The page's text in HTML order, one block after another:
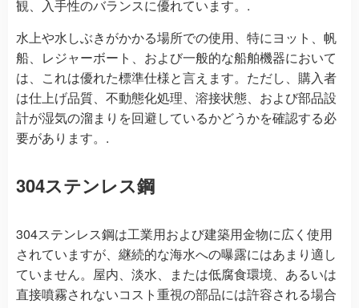
観、入手性のバランスに優れています。.
水上や水しぶきがかかる場所での使用、特にヨット、帆
船、レジャーボート、および一般的な船舶機器において
は、これは優れた標準仕様と言えます。ただし、購入者
は仕上げ品質、不動態化処理、溶接状態、および部品設
計が湿気の溜まりを回避しているかどうかを確認する必
要があります。.
304ステンレス鋼
304ステンレス鋼は工業用および建築用金物に広く使用
されていますが、継続的な海水への曝露にはあまり適し
ていません。屋内、淡水、または低腐食環境、あるいは
直接噴霧されないコスト重視の部品には許容される場合